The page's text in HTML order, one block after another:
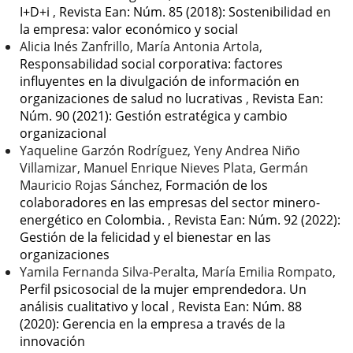
I+D+i , Revista Ean: Núm. 85 (2018): Sostenibilidad en
la empresa: valor económico y social
Alicia Inés Zanfrillo, María Antonia Artola,
Responsabilidad social corporativa: factores
influyentes en la divulgación de información en
organizaciones de salud no lucrativas , Revista Ean:
Núm. 90 (2021): Gestión estratégica y cambio
organizacional
Yaqueline Garzón Rodríguez, Yeny Andrea Niño
Villamizar, Manuel Enrique Nieves Plata, Germán
Mauricio Rojas Sánchez, Formación de los
colaboradores en las empresas del sector minero-
energético en Colombia. , Revista Ean: Núm. 92 (2022):
Gestión de la felicidad y el bienestar en las
organizaciones
Yamila Fernanda Silva-Peralta, María Emilia Rompato,
Perfil psicosocial de la mujer emprendedora. Un
análisis cualitativo y local , Revista Ean: Núm. 88
(2020): Gerencia en la empresa a través de la
innovación